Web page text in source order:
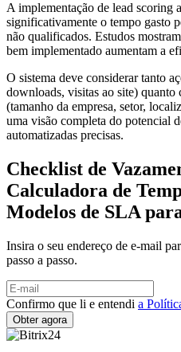
A implementação de lead scoring
significativamente o tempo gasto
não qualificados. Estudos
bem implementado aumentam a
O sistema deve considerar tanto
downloads, visitas ao site) quanto
(tamanho da empresa, setor,
uma visão completa do potencial
automatizadas precisas.
Checklist de
Calculadora de
Modelos de SLA
Insira o seu endereço de e-mail
passo a passo.
Confirmo que li e entendi a